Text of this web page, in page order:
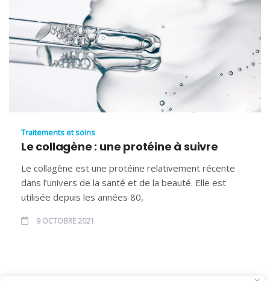
Traitements et soins
Le collagène : une protéine à suivre
Le collagène est une protéine relativement récente
dans l’univers de la santé et de la beauté. Elle est
utilisée depuis les années 80,
9 OCTOBRE 2021